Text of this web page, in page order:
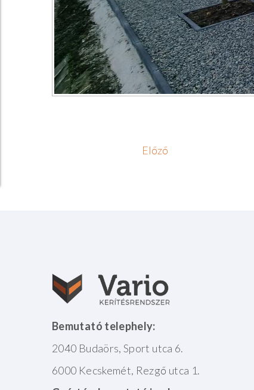
Előző
Bemutató telephely:
2040 Budaörs, Sport utca 6.
6000 Kecskemét, Rezgő utca 1.